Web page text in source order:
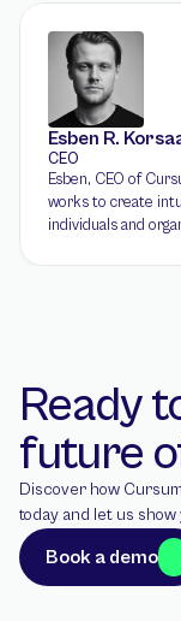
Esben R.
CEO
Esben, CEO of
works to create
individuals and
Ready
future
Discover how
today and let us
Book a demo
Book a demo